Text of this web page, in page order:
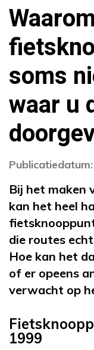
Waarom
soms
waar u
Bij het maken
kan het heel
die routes
Hoe kan het
of er opeens
verwacht op
1999